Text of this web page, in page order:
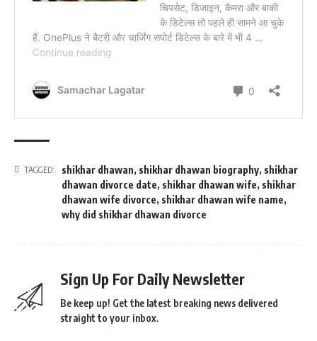
TAGGED: shikhar dhawan, shikhar dhawan biography, shikhar
dhawan divorce date, shikhar dhawan wife, shikhar
dhawan wife divorce, shikhar dhawan wife name,
why did shikhar dhawan divorce
Sign Up For Daily Newsletter
Be keep up! Get the latest breaking news delivered
straight to your inbox.